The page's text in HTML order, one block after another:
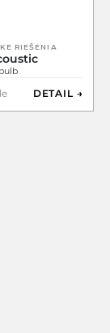
RIEŠENIA
DETAIL →